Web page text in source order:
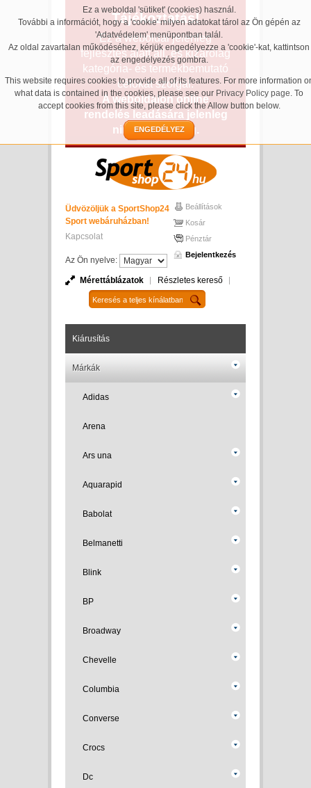
Ez a weboldal 'sütiket' (cookies) használ.
További a információt, hogy a 'cookie' milyen adatokat tárol az Ön gépén az
'Adatvédelem' menüpontban talál.
Az oldal zavartalan működéséhez, kérjük engedélyezze a 'cookie'-kat, kattintson
az engedélyezés gombra.
This website requires cookies to provide all of its features. For more information
what data is contained in the cookies, please see our Privacy Policy page. To
accept cookies from this site, please click the Allow button below.
ENGEDÉLYEZ
Tájékoztatás!
Ez a weboldal jelenleg
fejlesztés alatt áll, és kizárólag
kategória- és termékbemutató
célokat szolgál.
A weboldalon online
rendelés leadására jelenleg
nincs lehetőség.
Üdvözöljük a SportShop24
Sport webáruházban!
Kapcsolat
Az Ön nyelve:
Beállítások
Kosár
Pénztár
Bejelentkezés
Mérettáblázatok Részletes kereső
Kiárusítás
Márkák
Adidas
Arena
Ars una
Aquarapid
Babolat
Belmanetti
Blink
BP
Broadway
Chevelle
Columbia
Converse
Crocs
Dc